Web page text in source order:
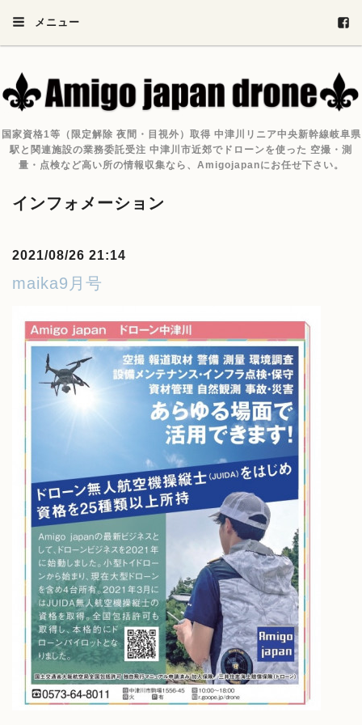
メニュー
国家資格1等（限定解除 夜間・目視外）取得 中津川リニア中央新幹線岐阜県
駅と関連施設の業務委託受注 中津川市近郊でドローンを使った 空撮・測
量・点検など高い所の情報収集なら、Amigojapanにお任せ下さい。
インフォメーション
2021/08/26 21:14
maika9月号